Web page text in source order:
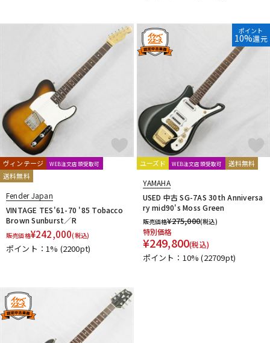
配信/ライブ機器
中古 ヴィンテージ
ヴィンテージ WEB注文店頭受取可
送料無料
Fender Japan
VINTAGE TES'61-70 '85 Tobacco
Brown Sunburst／R
販売価格¥242,000(税込)
ポイント：1% (2200pt)
ポイント
10%還元
ユーズド WEB注文店頭受取可 送料無料
YAMAHA
USED 中古 SG-7AS 30th Anniversa
ry mid90's Moss Green
販売価格¥275,000(税込)
特別価格
¥249,800(税込)
ポイント：10%(22709pt)